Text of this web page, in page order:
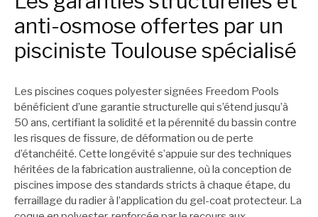
anti-osmose offertes par un
pisciniste Toulouse spécialisé
Les piscines coques polyester signées Freedom Pools
bénéficient d’une garantie structurelle qui s’étend jusqu’à
50 ans, certifiant la solidité et la pérennité du bassin contre
les risques de fissure, de déformation ou de perte
d’étanchéité. Cette longévité s’appuie sur des techniques
héritées de la fabrication australienne, où la conception de
piscines impose des standards stricts à chaque étape, du
ferraillage du radier à l’application du gel-coat protecteur. La